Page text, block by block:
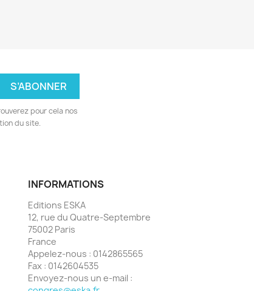
pour cela nos
du site.
INFORMATIONS
Editions ESKA
12, rue du Quatre-Septembre
75002 Paris
France
Appelez-nous : 0142865565
Fax : 0142604535
Envoyez-nous un e-mail :